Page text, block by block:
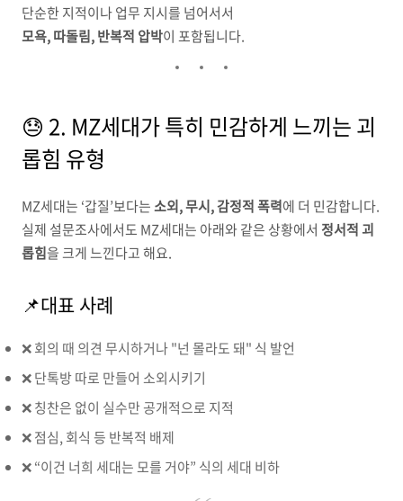
단순한 지적이나 업무 지시를 넘어서서
모욕, 따돌림, 반복적 압박이 포함됩니다.
😓 2. MZ세대가 특히 민감하게 느끼는 괴
롭힘 유형
MZ세대는 ‘갑질’보다는소외, 무시, 감정적 폭력에 더 민감합니다.
실제 설문조사에서도 MZ세대는 아래와 같은 상황에서 정서적 괴
롭힘을 크게 느낀다고 해요.
📌대표 사례
❌ 회의 때 의견 무시하거나 "넌 몰라도 돼" 식 발언
❌ 단톡방 따로 만들어 소외시키기
❌ 칭찬은 없이 실수만 공개적으로 지적
❌ 점심, 회식 등 반복적 배제
❌ “이건 너희 세대는 모를 거야” 식의 세대 비하